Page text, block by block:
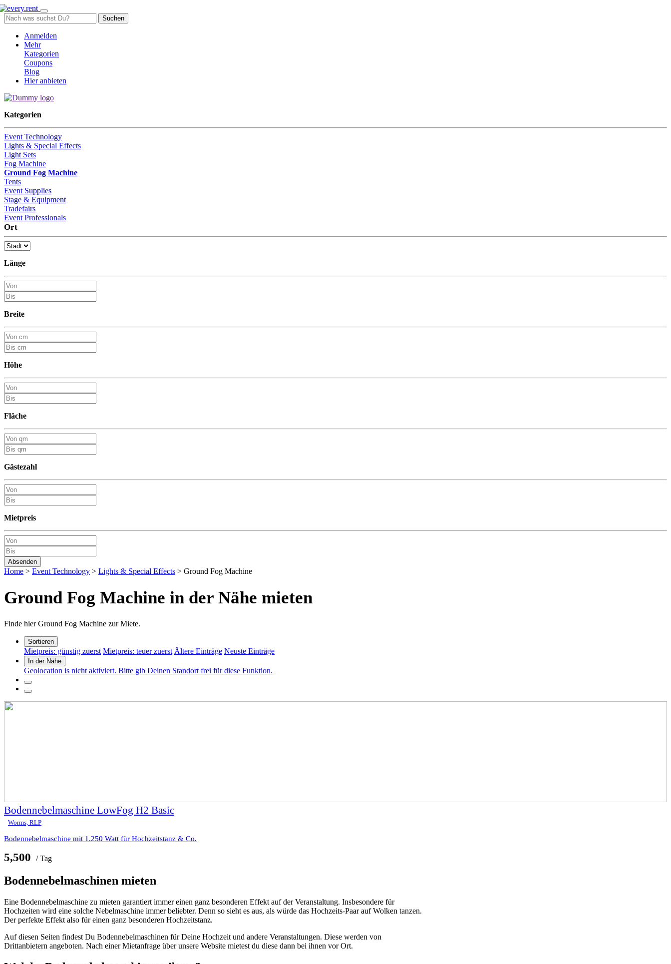
Suchen
Anmelden
Mehr
Kategorien
Coupons
Blog
Hier anbieten
Kategorien
Event Technology
Lights & Special Effects
Light Sets
Fog Machine
Ground Fog Machine
Tents
Event Supplies
Stage & Equipment
Tradefairs
Event Professionals
Ort
Länge
Breite
Höhe
Fläche
Gästezahl
Mietpreis
Absenden
Home > Event Technology > Lights & Special Effects > Ground Fog Machine
Ground Fog Machine in der Nähe mieten
Finde hier Ground Fog Machine zur Miete.
Sortieren
Mietpreis: günstig zuerst Mietpreis: teuer zuerst Ältere Einträge Neuste Einträge
In der Nähe
Geolocation is nicht aktiviert. Bitte gib Deinen Standort frei für diese Funktion.
Bodennebelmaschine LowFog H2 Basic
Worms, RLP
Bodennebelmaschine mit 1.250 Watt für Hochzeitstanz & Co.
5,500 / Tag
Bodennebelmaschinen mieten
Eine Bodennebelmaschine zu mieten garantiert immer einen ganz besonderen Effekt auf der Veranstaltung. Insbesondere für
Hochzeiten wird eine solche Nebelmaschine immer beliebter. Denn so sieht es aus, als würde das Hochzeits-Paar auf Wolken tanzen.
Der perfekte Effekt also für einen ganz besonderen Hochzeitstanz.
Auf diesen Seiten findest Du Bodennebelmaschinen für Deine Hochzeit und andere Veranstaltungen. Diese werden von
Drittanbietern angeboten. Nach einer Mietanfrage über unsere Website mietest du diese dann bei ihnen vor Ort.